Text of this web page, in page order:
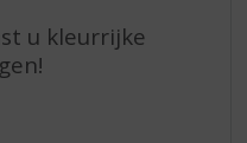
u kleurrijke